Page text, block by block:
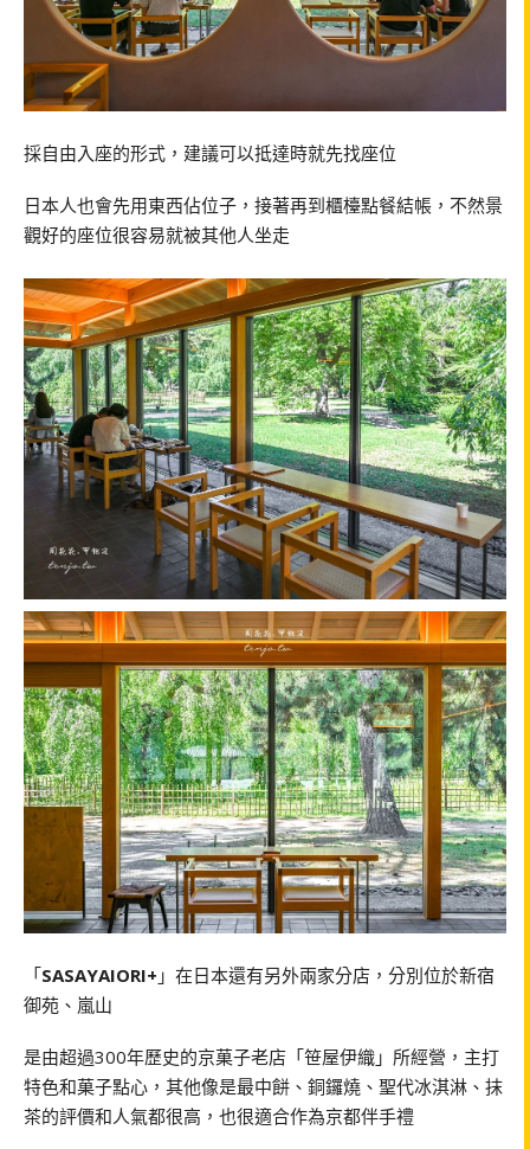
採自由入座的形式，建議可以抵達時就先找座位
日本人也會先用東西佔位子，接著再到櫃檯點餐結帳，不然景
觀好的座位很容易就被其他人坐走
「SASAYAIORI+ 」在日本還有另外兩家分店，分別位於新宿
御苑、嵐山
是由超過300年歷史的京菓子老店「笹屋伊織」所經營，主打
特色和菓子點心，其他像是最中餅、銅鑼燒、聖代冰淇淋、抹
茶的評價和人氣都很高，也很適合作為京都伴手禮